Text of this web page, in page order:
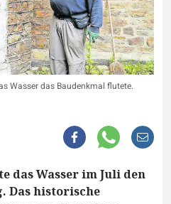
Wasser das Baudenkmal flutete.
das Wasser im Juli den
Das historische